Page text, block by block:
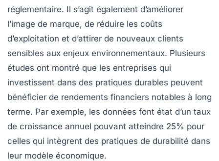
réglementaire. Il s’agit également d’améliorer
l’image de marque, de réduire les coûts
d’exploitation et d’attirer de nouveaux clients
sensibles aux enjeux environnementaux. Plusieurs
études ont montré que les entreprises qui
investissent dans des pratiques durables peuvent
bénéficier de rendements financiers notables à long
terme. Par exemple, les données font état d’un taux
de croissance annuel pouvant atteindre 25% pour
celles qui intègrent des pratiques de durabilité dans
leur modèle économique.